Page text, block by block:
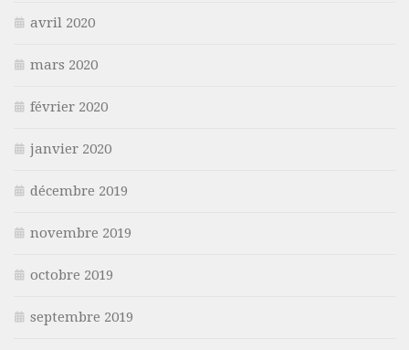
avril 2020
mars 2020
février 2020
janvier 2020
décembre 2019
novembre 2019
octobre 2019
septembre 2019